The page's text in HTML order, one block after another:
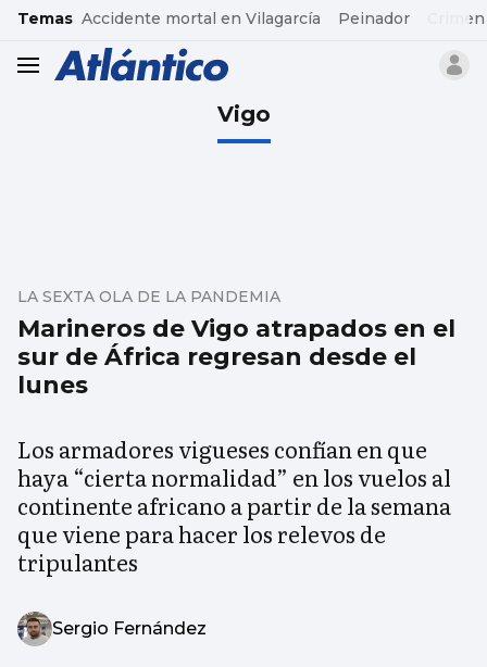
common.go-to-content
Temas Accidente mortal en Vilagarcía Peinador
header.menu.open
Vigo
Marineros de Vigo atrapados en el
sur de África regresan desde el
lunes
LA SEXTA OLA DE LA PANDEMIA
Los armadores vigueses confían en que
haya “cierta normalidad” en los vuelos al
continente africano a partir de la semana
que viene para hacer los relevos de
tripulantes
Sergio Fernández